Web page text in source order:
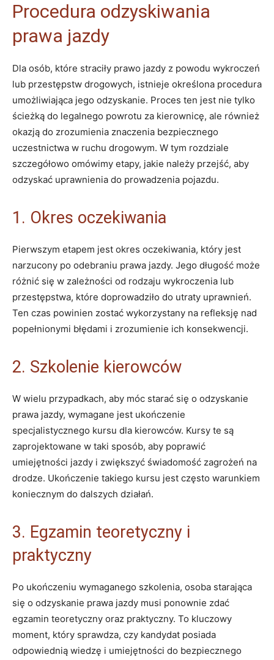
Procedura odzyskiwania
prawa jazdy
Dla osób, które straciły prawo jazdy z powodu wykroczeń
lub przestępstw drogowych, istnieje określona procedura
umożliwiająca jego odzyskanie. Proces ten jest nie tylko
ścieżką do legalnego powrotu za kierownicę, ale również
okazją do zrozumienia znaczenia bezpiecznego
uczestnictwa w ruchu drogowym. W tym rozdziale
szczegółowo omówimy etapy, jakie należy przejść, aby
odzyskać uprawnienia do prowadzenia pojazdu.
1. Okres oczekiwania
Pierwszym etapem jest okres oczekiwania, który jest
narzucony po odebraniu prawa jazdy. Jego długość może
różnić się w zależności od rodzaju wykroczenia lub
przestępstwa, które doprowadziło do utraty uprawnień.
Ten czas powinien zostać wykorzystany na refleksję nad
popełnionymi błędami i zrozumienie ich konsekwencji.
2. Szkolenie kierowców
W wielu przypadkach, aby móc starać się o odzyskanie
prawa jazdy, wymagane jest ukończenie
specjalistycznego kursu dla kierowców. Kursy te są
zaprojektowane w taki sposób, aby poprawić
umiejętności jazdy i zwiększyć świadomość zagrożeń na
drodze. Ukończenie takiego kursu jest często warunkiem
koniecznym do dalszych działań.
3. Egzamin teoretyczny i
praktyczny
Po ukończeniu wymaganego szkolenia, osoba starająca
się o odzyskanie prawa jazdy musi ponownie zdać
egzamin teoretyczny oraz praktyczny. To kluczowy
moment, który sprawdza, czy kandydat posiada
odpowiednią wiedzę i umiejętności do bezpiecznego